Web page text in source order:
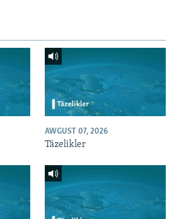
AWGUST 07, 2026
Täzelikler